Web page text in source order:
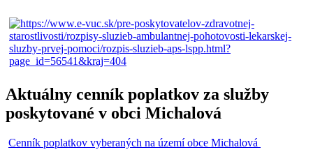
Aktuálny cenník poplatkov za služby
poskytované v obci Michalová
Cenník poplatkov vyberaných na území obce Michalová